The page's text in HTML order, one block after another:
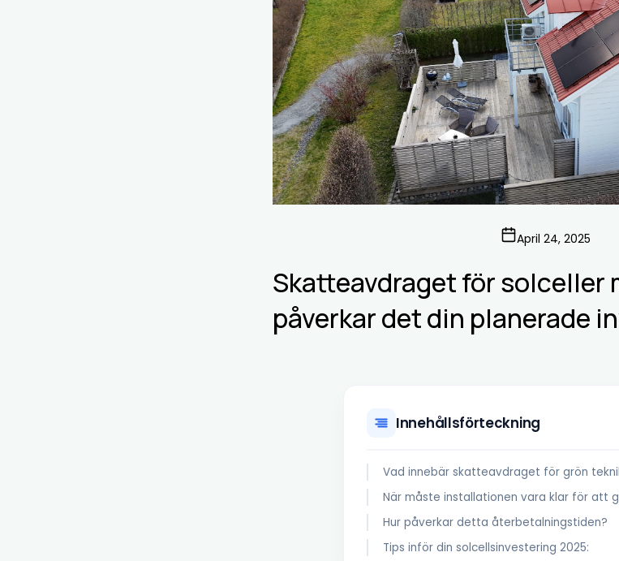
April 24, 2025
Skatteavdraget för solceller
påverkar det din planerade
Innehållsförteckning
Vad innebär skatteavdraget för grön
När måste installationen vara klar för att
Hur påverkar detta återbetalningstiden?
Tips inför din solcellsinvestering 2025: